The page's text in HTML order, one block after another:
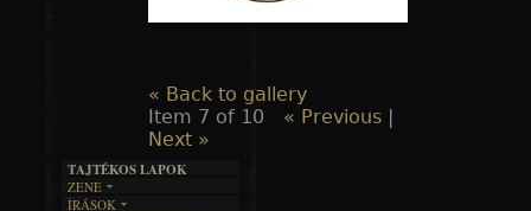
« Back to gallery
Item 7 of 10
« Previous |
Next »
TAJTÉKOS LAPOK
ZENE
ÍRÁSOK